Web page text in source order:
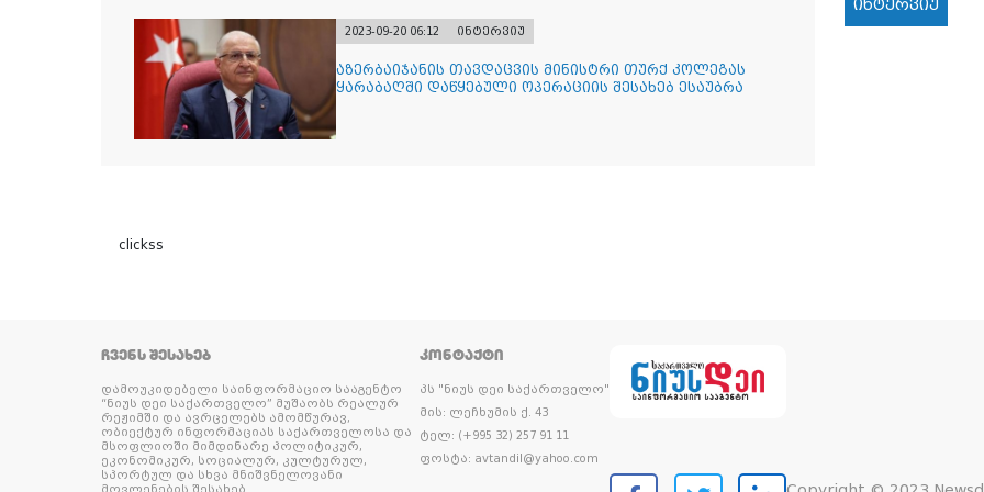
2023-09-20 06:12 ინტერვიუ
აზერბაიჯანის თავდაცვის მინისტრი თურქ კოლეგას
ყარაბაღში დაწყებული ოპერაციის შესახებ ესაუბრა
clickss
ინტერვიუ
ᲩᲕᲔᲜᲡ ᲨᲔᲡᲐᲮᲔᲑ
დამოუკიდებელი საინფორმაციო სააგენტო
“ნიუს დეი საქართველო” მუშაობს რეალურ
რეჟიმში და ავრცელებს ამომწურავ,
ობიექტურ ინფორმაციას საქართველოსა და
მსოფლიოში მიმდინარე პოლიტიკურ,
ეკონომიკურ, სოციალურ, კულტურულ,
სპორტულ და სხვა მნიშვნელოვანი
მოვლენების შესახებ.
ᲙᲝᲜᲢᲐᲥᲢᲘ
პს "ნიუს დეი საქართველო"
მის: ლეჩხუმის ქ. 43
ტელ: (+995 32) 257 91 11
ფოსტა: avtandil@yahoo.com